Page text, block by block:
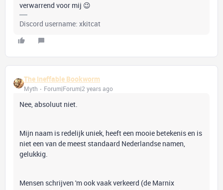
verwarrend voor mij 😉
Discord username: xkitcat
The Ineffable Bookworm
Myth Forum|Forum|2 years ago
Nee, absoluut niet.
Mijn naam is redelijk uniek, heeft een mooie betekenis en is
niet een van de meest standaard Nederlandse namen,
gelukkig.
Mensen schrijven 'm ook vaak verkeerd (de Marnix